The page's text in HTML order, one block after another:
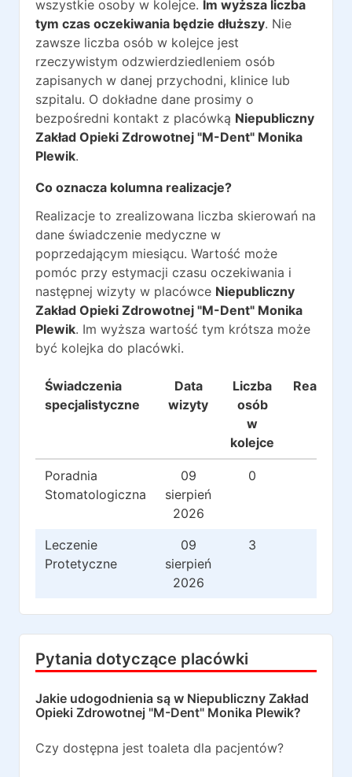
wszystkie osoby w kolejce. Im wyższa liczba
tym czas oczekiwania będzie dłuższy. Nie
zawsze liczba osób w kolejce jest
rzeczywistym odzwierdziedleniem osób
zapisanych w danej przychodni, klinice lub
szpitalu. O dokładne dane prosimy o
bezpośredni kontakt z placówką Niepubliczny
Zakład Opieki Zdrowotnej "M-Dent" Monika
Plewik.
Co oznacza kolumna realizacje?
Realizacje to zrealizowana liczba skierowań na
dane świadczenie medyczne w
poprzedającym miesiącu. Wartość może
pomóc przy estymacji czasu oczekiwania i
następnej wizyty w placówce Niepubliczny
Zakład Opieki Zdrowotnej "M-Dent" Monika
Plewik. Im wyższa wartość tym krótsza może
być kolejka do placówki.
Świadczenia
specjalistyczne
Data
wizyty
Liczba
osób
w
kolejce
Poradnia
Stomatologiczna
09
sierpień
2026
0
Leczenie
Protetyczne
09
sierpień
2026
3
Pytania dotyczące placówki
Jakie udogodnienia są w Niepubliczny Zakład
Opieki Zdrowotnej "M-Dent" Monika Plewik?
Czy dostępna jest toaleta dla pacjentów?